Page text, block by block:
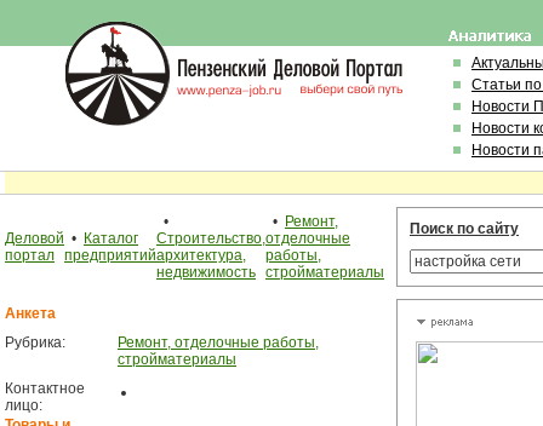
Статьи
Новости
Новости
Новости
Деловой
портал
• Каталог
предприятий
•
Строительство,
архитектура,
недвижимость
• Ремонт,
отделочные
работы,
стройматериалы
Анкета
Рубрика:
Ремонт, отделочные работы,
стройматериалы
Контактное
лицо:
Поиск по сайту